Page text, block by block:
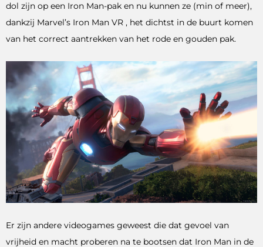
dol zijn op een Iron Man-pak en nu kunnen ze (min of meer),
dankzij Marvel’s Iron Man VR , het dichtst in de buurt komen
van het correct aantrekken van het rode en gouden pak.
Er zijn andere videogames geweest die dat gevoel van
vrijheid en macht proberen na te bootsen dat Iron Man in de